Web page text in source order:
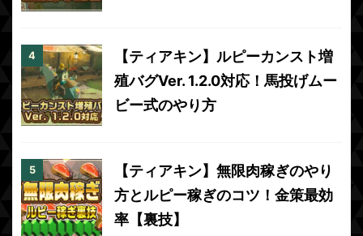
【ティアキン】ルピーカンスト増
殖バグVer. 1.2.0対応！馬投げムー
ビー式のやり方
【ティアキン】無限肉稼ぎのやり
方とルピー稼ぎのコツ！金策最効
率【裏技】